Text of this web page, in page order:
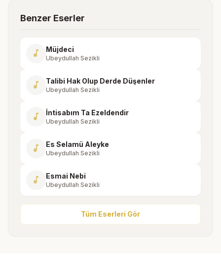
Benzer Eserler
music_note Müjdeci
Ubeydullah Sezikli
music_note Talibi Hak Olup Derde Düşenler
Ubeydullah Sezikli
music_note İntisabım Ta Ezeldendir
Ubeydullah Sezikli
music_note Es Selamü Aleyke
Ubeydullah Sezikli
music_note Esmai Nebi
Ubeydullah Sezikli
Tüm Eserleri Gör